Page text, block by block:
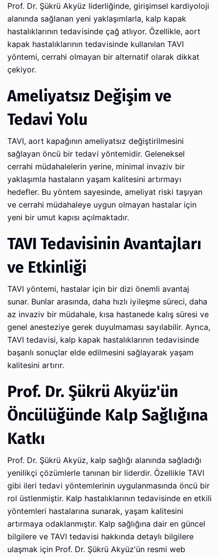
Prof. Dr. Şükrü Akyüz liderliğinde, girişimsel kardiyoloji
alanında sağlanan yeni yaklaşımlarla, kalp kapak
hastalıklarının tedavisinde çağ atlıyor. Özellikle, aort
kapak hastalıklarının tedavisinde kullanılan TAVI
yöntemi, cerrahi olmayan bir alternatif olarak dikkat
çekiyor.
Ameliyatsız Değişim ve
Tedavi Yolu
TAVI, aort kapağının ameliyatsız değiştirilmesini
sağlayan öncü bir tedavi yöntemidir. Geleneksel
cerrahi müdahalelerin yerine, minimal invaziv bir
yaklaşımla hastaların yaşam kalitesini artırmayı
hedefler. Bu yöntem sayesinde, ameliyat riski taşıyan
ve cerrahi müdahaleye uygun olmayan hastalar için
yeni bir umut kapısı açılmaktadır.
TAVI Tedavisinin Avantajları
ve Etkinliği
TAVI yöntemi, hastalar için bir dizi önemli avantaj
sunar. Bunlar arasında, daha hızlı iyileşme süreci, daha
az invaziv bir müdahale, kısa hastanede kalış süresi ve
genel anesteziye gerek duyulmaması sayılabilir. Ayrıca,
TAVI tedavisi, kalp kapak hastalıklarının tedavisinde
başarılı sonuçlar elde edilmesini sağlayarak yaşam
kalitesini artırır.
Prof. Dr. Şükrü Akyüz'ün
Öncülüğünde Kalp Sağlığına
Katkı
Prof. Dr. Şükrü Akyüz, kalp sağlığı alanında sağladığı
yenilikçi çözümlerle tanınan bir liderdir. Özellikle TAVI
gibi ileri tedavi yöntemlerinin uygulanmasında öncü bir
rol üstlenmiştir. Kalp hastalıklarının tedavisinde en etkili
yöntemleri hastalarına sunarak, yaşam kalitesini
artırmaya odaklanmıştır. Kalp sağlığına dair en güncel
bilgilere ve TAVI tedavisi hakkında detaylı bilgilere
ulaşmak için Prof. Dr. Şükrü Akyüz'ün resmi web